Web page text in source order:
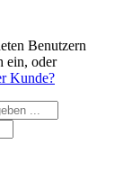
Benutzern
ein, oder
Kunde?